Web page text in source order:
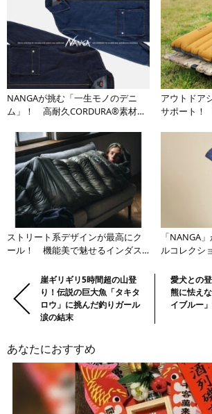
NANGAが挑む「一生モノのデニ
ム」！ 高耐久CORDURA®素材を
アが2026年2月6日より解禁
アウトドア
サポート！
ストリート系デザインが最高にク
ール！ 機能美で魅せるインダス
シーンに新風を吹き込む
「NANGA
ルコレクシ
ーワード
の
次
の
Previous:崖ギリギリ5時間超の山登
り！伝説の巨大魚「タキタ
ロウ」に挑んだ釣りガール
涙の結末
Next:愛犬との
熊に怯え
イブルー
あなたにおすすめ